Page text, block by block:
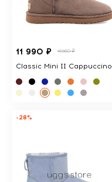
11 990 ₽ 16560 ₽
Classic Mini II Cappuccino
-28%